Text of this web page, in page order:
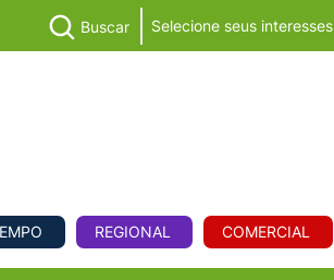
PECUÁRIA
Buscar Selecione seus interesses
REGIONAL COMERCIAL